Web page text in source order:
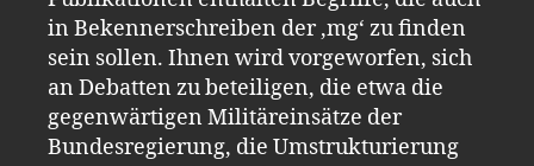
in Bekennerschreiben der ‚mg‘ zu finden
sein sollen. Ihnen wird vorgeworfen, sich
an Debatten zu beteiligen, die etwa die
gegenwärtigen Militäreinsätze der
Bundesregierung, die Umstrukturierung